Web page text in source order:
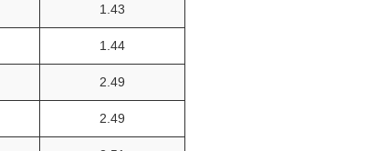
1.43
1.44
2.49
2.49